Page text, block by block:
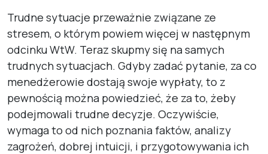
Trudne sytuacje przeważnie związane ze
stresem, o którym powiem więcej w następnym
odcinku WtW. Teraz skupmy się na samych
trudnych sytuacjach. Gdyby zadać pytanie, za co
menedżerowie dostają swoje wypłaty, to z
pewnością można powiedzieć, że za to, żeby
podejmowali trudne decyzje. Oczywiście,
wymaga to od nich poznania faktów, analizy
zagrożeń, dobrej intuicji, i przygotowywania ich